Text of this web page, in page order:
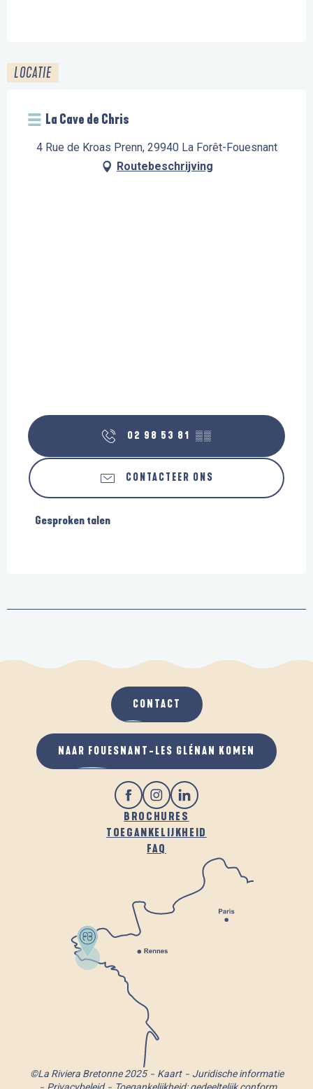
LOCATIE
La Cave de Chris
4 Rue de Kroas Prenn, 29940 La Forêt-Fouesnant
Routebeschrijving
02 98 53 81 ▒▒
CONTACTEER ONS
Gesproken talen
Gesproken talen
BROCHURES
TOEGANKELIJKHEID
FAQ
CONTACT
NAAR FOUESNANT-LES GLÉNAN KOMEN
©La Riviera Bretonne 2025 Kaart
Juridische informatie